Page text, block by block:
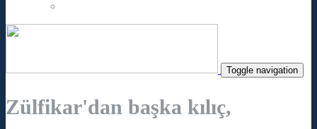
Toggle navigation
Zülfikar'dan başka kılıç,